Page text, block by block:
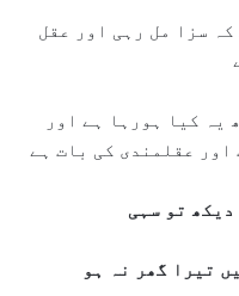
سزا مل رہی اور عقل
یہ کیا ہورہا ہے اور
عقلمندی کی بات ہے
تو سہی
تیرا گھر نہ ہو